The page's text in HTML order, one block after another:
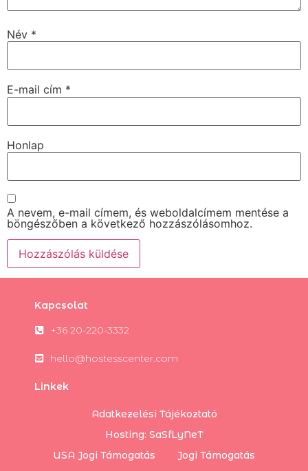
Név *
E-mail cím *
Honlap
A nevem, e-mail címem, és weboldalcímem mentése a
böngészőben a következő hozzászólásomhoz.
Kapcsolat
+36 20-220-3332
hello@hostesscenter.com
Linkek
Adatkezelési Tájékoztató
Hosting: SaSfLyNeT
USA Jogi Támogatás
Jogi Támogatás